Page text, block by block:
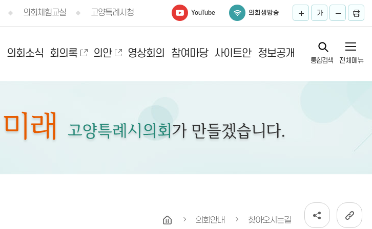
의회체험교실 고양특례시청 YouTube 의회생방송 가
의회소식 회의록 의안 영상회의 참여마당 사이트안 정보공개
전체메뉴
통합검색
의회안내 찾아오시는길